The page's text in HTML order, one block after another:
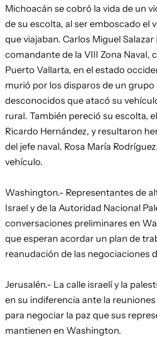
Michoacán se cobró la vida de un
de su escolta, al ser emboscado el
que viajaban. Carlos Miguel
comandante de la VIII Zona Naval,
Puerto Vallarta, en el estado
murió por los disparos de un grupo
desconocidos que atacó su
rural. También pereció su escolta,
Ricardo Hernández, y resultaron
del jefe naval, Rosa María
vehículo.
Washington.- Representantes de
Israel y de la Autoridad Nacional
conversaciones preliminares en
que esperan acordar un plan de
reanudación de las negociaciones
Jerusalén.- La calle israelí y la
en su indiferencia ante la
para negociar la paz que sus
mantienen en Washington.